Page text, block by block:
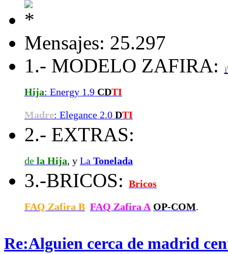
Mensajes: 25.297
1.- MODELO ZAFIRA:
Hija: Energy 1.9 CDTI
Madre: Elegance 2.0 DTI
2.- EXTRAS:
de la Hija, y La Tonelada
3.-BRICOS: Bricos
FAQ Zafira B FAQ Zafira A OP-COM.
Re:Alguien cerca de madrid